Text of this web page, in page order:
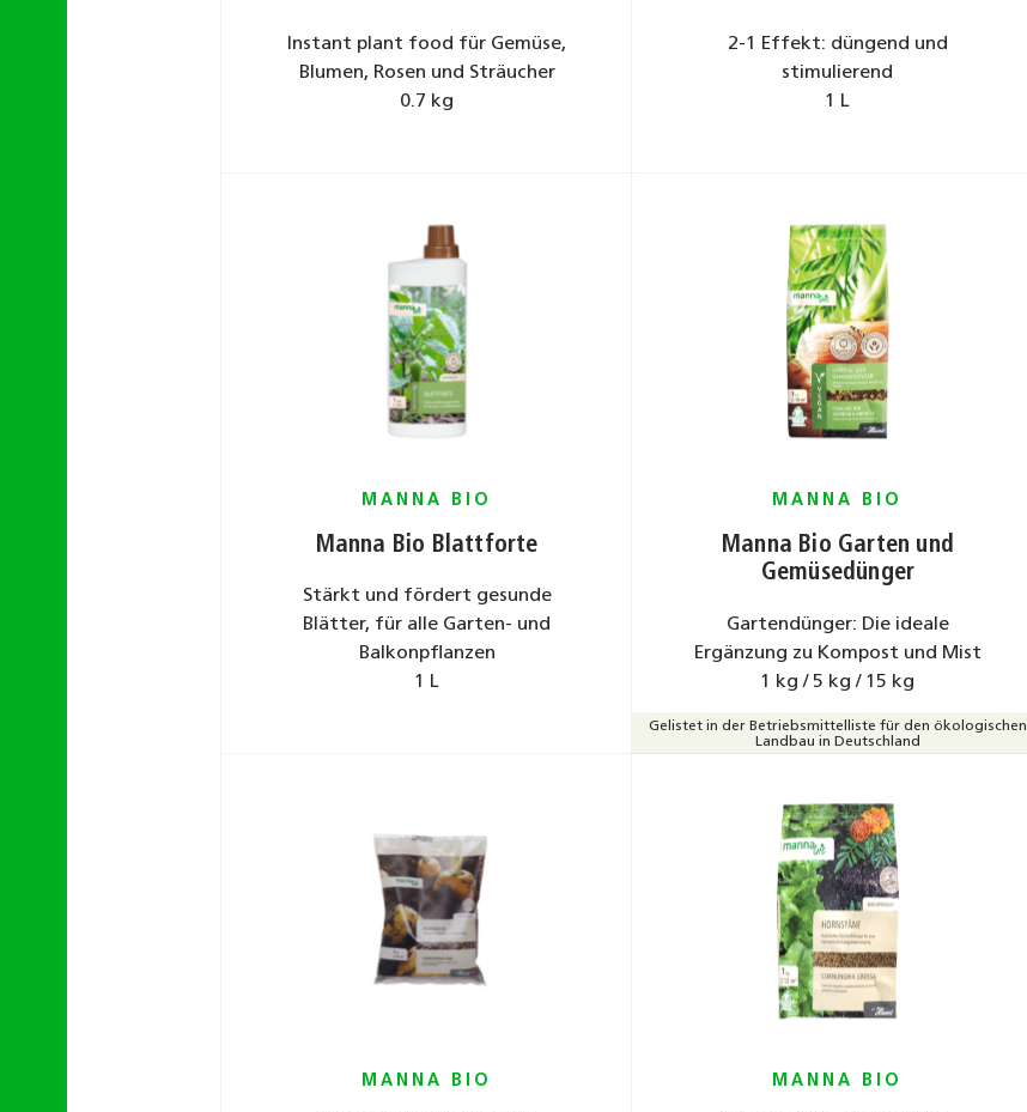
Instant plant food für Gemüse,
Blumen, Rosen und Sträucher
0.7 kg
2-1 Effekt: düngend und
stimulierend
1 L
MANNA BIO
Manna Bio Blattforte
Stärkt und fördert gesunde
Blätter, für alle Garten- und
Balkonpﬂanzen
1 L
Gelistet in der Betriebsmittelliste für den ökologischen
Landbau in Deutschland
MANNA BIO
Manna Bio Garten und
Gemüsedünger
Gartendünger: Die ideale
Ergänzung zu Kompost und Mist
1 kg / 5 kg / 15 kg
MANNA BIO MANNA BIO